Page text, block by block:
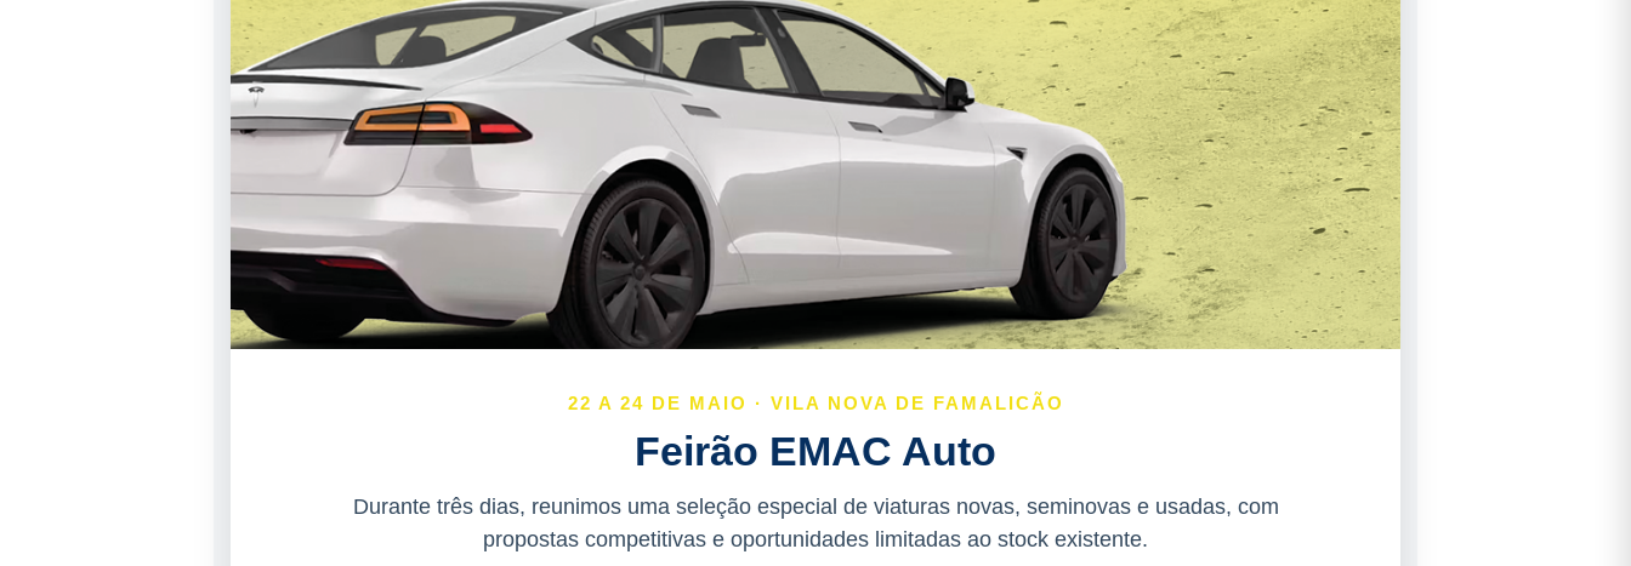
22 A 24 DE MAIO · VILA NOVA DE FAMALICÃO
Feirão EMAC Auto
Durante três dias, reunimos uma seleção especial de viaturas novas, seminovas e usadas, com
propostas competitivas e oportunidades limitadas ao stock existente.